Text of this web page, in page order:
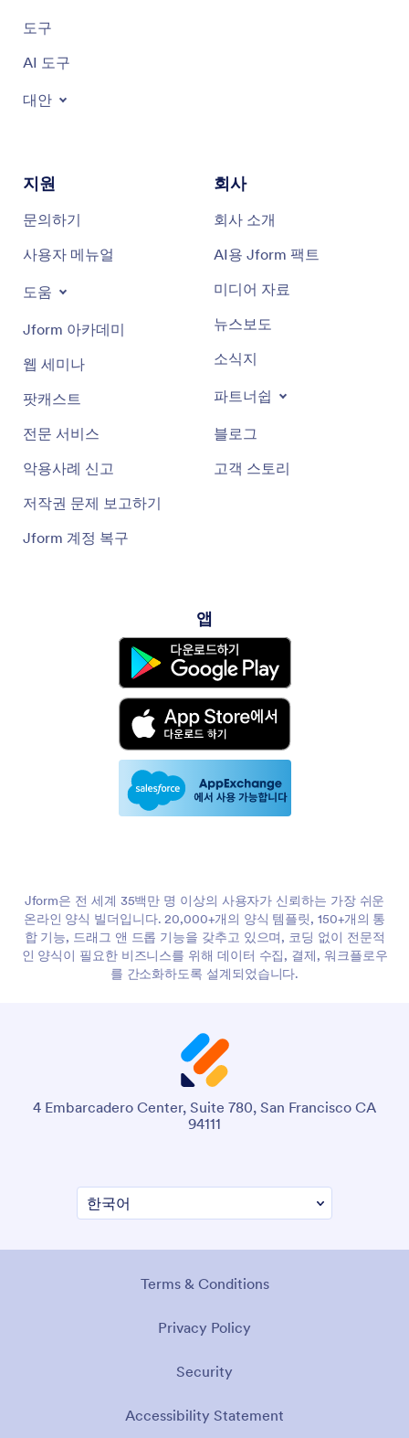
도구
AI 도구
대안
지원
문의하기
사용자 메뉴얼
도움
Jform 아카데미
웹 세미나
팟캐스트
전문 서비스
악용사례 신고
저작권 문제 보고하기
Jform 계정 복구
회사
회사 소개
AI용 Jform 팩트
미디어 자료
뉴스보도
소식지
파트너쉽
블로그
고객 스토리
앱
Jform은 전 세계 35백만 명 이상의 사용자가 신뢰하는 가장 쉬운
온라인 양식 빌더입니다. 20,000+개의 양식 템플릿, 150+개의 통
합 기능, 드래그 앤 드롭 기능을 갖추고 있으며, 코딩 없이 전문적
인 양식이 필요한 비즈니스를 위해 데이터 수집, 결제, 워크플로우
를 간소화하도록 설계되었습니다.
4 Embarcadero Center, Suite 780, San Francisco CA
94111
Terms & Conditions
Privacy Policy
Security
Accessibility Statement